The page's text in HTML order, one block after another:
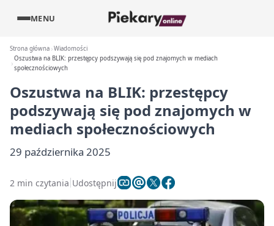
MENU
Strona główna Wiadomości
Oszustwa na BLIK: przestępcy podszywają się pod znajomych w mediach
społecznościowych
Oszustwa na BLIK: przestępcy
podszywają się pod znajomych w
mediach społecznościowych
29 października 2025
2 min czytania Udostępnij